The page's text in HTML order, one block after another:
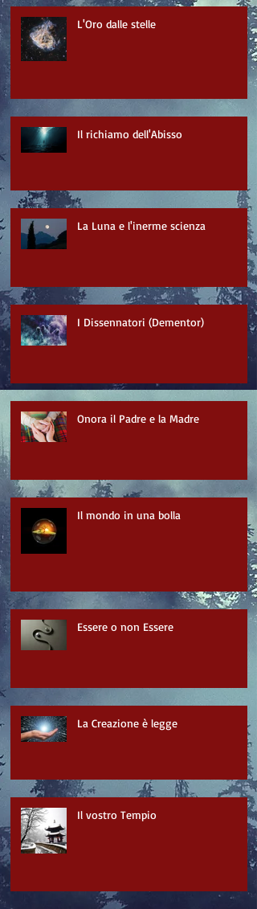
L'Oro dalle stelle
Il richiamo dell'Abisso
La Luna e l'inerme scienza
I Dissennatori (Dementor)
Onora il Padre e la Madre
Il mondo in una bolla
Essere o non Essere
La Creazione è legge
Il vostro Tempio